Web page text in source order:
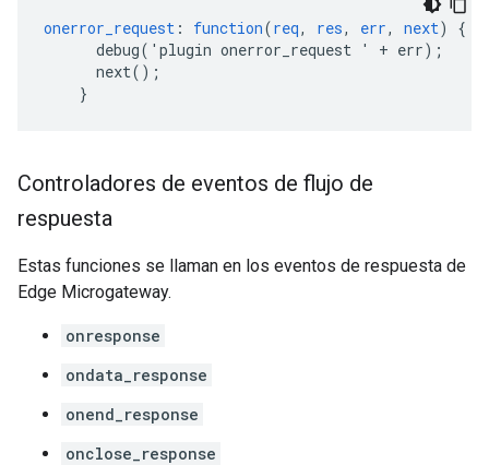
onerror_request : function(req, res, err, next)
{
debug('plugin onerror_request ' + err) ;
next() ;
}
Controladores de eventos de flujo de
respuesta
Estas funciones se llaman en los eventos de respuesta de
Edge Microgateway.
onresponse
ondata_response
onend_response
onclose_response